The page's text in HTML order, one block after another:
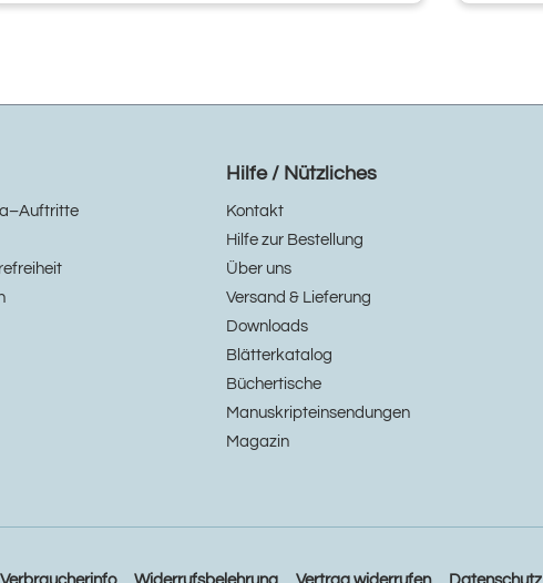
Hilfe / Nützliches
Kontakt
Hilfe zur Bestellung
Über uns
Versand & Lieferung
Downloads
Blätterkatalog
Büchertische
Manuskripteinsendungen
Magazin